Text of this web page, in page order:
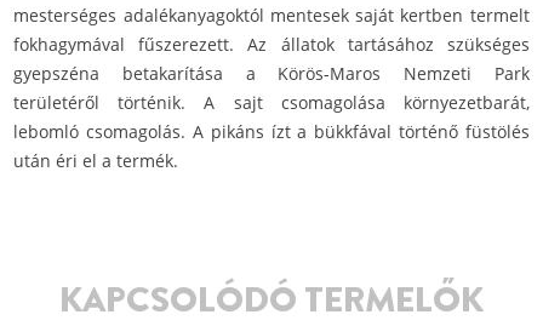
mesterséges adalékanyagoktól mentesek saját kertben termelt
fokhagymával fűszerezett. Az állatok tartásához szükséges
gyepszéna betakarítása a Körös-Maros Nemzeti Park
területéről történik. A sajt csomagolása környezetbarát,
lebomló csomagolás. A pikáns ízt a bükkfával történő füstölés
után éri el a termék.
KAPCSOLÓDÓ TERMELŐK